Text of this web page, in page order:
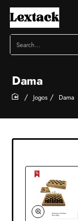
Search...
Dama
home
Jogos Dama